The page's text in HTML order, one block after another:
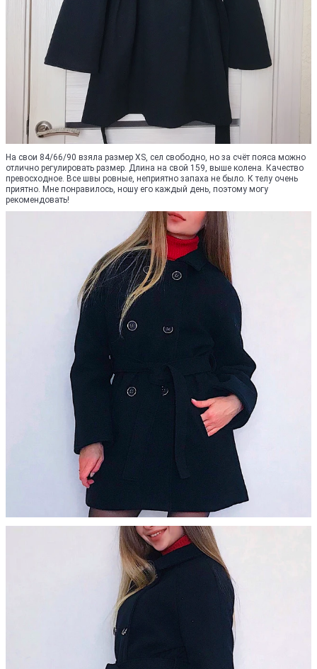
На свои 84/66/90 взяла размер XS, сел свободно, но за счёт пояса можно
отлично регулировать размер. Длина на свой 159, выше колена. Качество
превосходное. Все швы ровные, неприятно запаха не было. К телу очень
приятно. Мне понравилось, ношу его каждый день, поэтому могу
рекомендовать!